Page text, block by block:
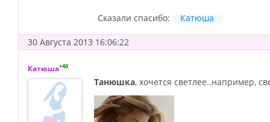
Сказали спасибо: Катюша
30 Августа 2013 16:06:22
Катюша+40
Танюшка, хочется светлее..например,